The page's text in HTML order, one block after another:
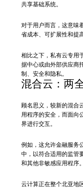
共享基础系统。
对于用户而言，这意味
省成本、可扩展性和提
相比之下，私有云专用
据中心或由外部供应商
制、安全和隐私。
混合云：两
顾名思义，较新的混合
用程序的安全，而面向
界进行交互。
例如，这允许金融服务
中，以符合适用的监管
和其他非敏感应用程序。
云计算正在整个北亚地